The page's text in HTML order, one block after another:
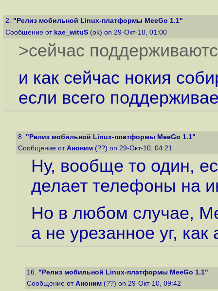
2. "Релиз мобильной Linux-платформы MeeGo 1.1"
Сообщение от kae_wituS (ok) on 29-Окт-10, 01:00
>сейчас
и как сейчас нокия
если всего
8. "Релиз мобильной Linux-платформы MeeGo 1.1"
Сообщение от Аноним (??) on 29-Окт-10, 04:21
Ну, вообще то один,
делает телефоны на
Но в любом случае,
а не урезанное уг, как
16. "Релиз мобильной Linux-платформы MeeGo 1.1"
Сообщение от Аноним (??) on 29-Окт-10, 09:42